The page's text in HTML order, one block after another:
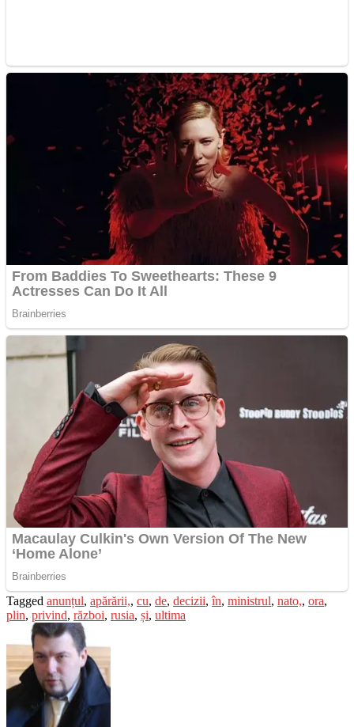
Tagged anunțul, apărării,, cu, de, decizii,în, ministrul, nato,, ora,
plin, privind, război, rusia, și, ultima